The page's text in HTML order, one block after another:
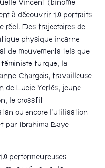
Vincent (binôme
à découvrir 19 portraits
réel. Des trajectoires de
physique incarne
de mouvements tels que
féministe turque, la
Chargois, travailleuse
de Lucie Yerlès, jeune
le crossfit
ou encore l’utilisation
par Ibrahima Baye
performeureuses